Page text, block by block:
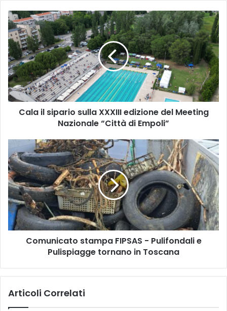
C
a
l
a
i
l
s
i
p
s
u
l
l
a
X
X
X
e
i
Cala il sipario sulla XXXIII edizione del Meeting
Nazionale “Città di Empoli”
o
m
u
n
i
c
a
t
p
Comunicato stampa FIPSAS - Pulifondali e
Pulispiagge tornano in Toscana
Articoli Correlati